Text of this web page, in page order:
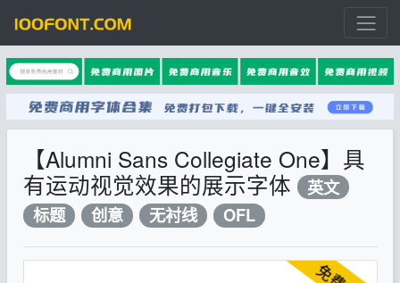
【Alumni Sans Collegiate One】具
有运动视觉效果的展示字体
英文
标题
创意 无衬线 OFL